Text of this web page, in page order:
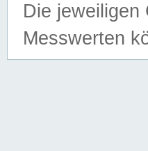
Die jeweiligen
Messwerten